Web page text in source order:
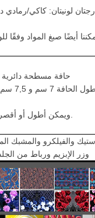
لونيتان: كاكي/رمادي
أيضًا صبغ المواد وفقًا
حافة مسطحة
والفيلكرو والمشبك
وزر الإبزيم ورباط من